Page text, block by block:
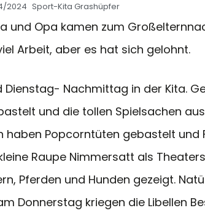
2024 Sport-Kita Grashüpfer
und Opa kamen zum
Arbeit, aber es hat sich gelohnt.
Nachmittag in der Kita.
und die tollen Spielsachen
Popcorntüten gebastelt
Raupe Nimmersatt als
Pferden und Hunden gezeigt.
Donnerstag kriegen die Libellen